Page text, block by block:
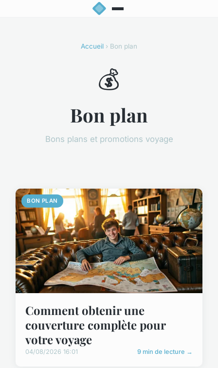
Accueil › Bon plan
💰
Bon plan
Bons plans et promotions voyage
BON PLAN
Comment obtenir une
couverture complète pour
votre voyage
04/08/2026 16:01 9 min de lecture →